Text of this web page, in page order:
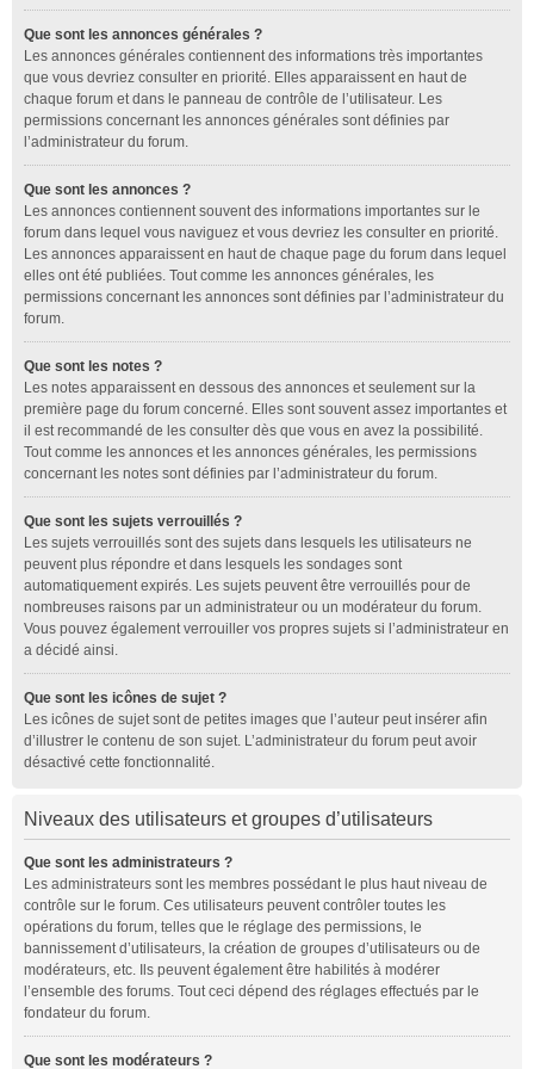
Que sont les annonces générales ?
Les annonces générales contiennent des informations très importantes
que vous devriez consulter en priorité. Elles apparaissent en haut de
chaque forum et dans le panneau de contrôle de l’utilisateur. Les
permissions concernant les annonces générales sont définies par
l’administrateur du forum.
Que sont les annonces ?
Les annonces contiennent souvent des informations importantes sur le
forum dans lequel vous naviguez et vous devriez les consulter en priorité.
Les annonces apparaissent en haut de chaque page du forum dans lequel
elles ont été publiées. Tout comme les annonces générales, les
permissions concernant les annonces sont définies par l’administrateur du
forum.
Que sont les notes ?
Les notes apparaissent en dessous des annonces et seulement sur la
première page du forum concerné. Elles sont souvent assez importantes et
il est recommandé de les consulter dès que vous en avez la possibilité.
Tout comme les annonces et les annonces générales, les permissions
concernant les notes sont définies par l’administrateur du forum.
Que sont les sujets verrouillés ?
Les sujets verrouillés sont des sujets dans lesquels les utilisateurs ne
peuvent plus répondre et dans lesquels les sondages sont
automatiquement expirés. Les sujets peuvent être verrouillés pour de
nombreuses raisons par un administrateur ou un modérateur du forum.
Vous pouvez également verrouiller vos propres sujets si l’administrateur en
a décidé ainsi.
Que sont les icônes de sujet ?
Les icônes de sujet sont de petites images que l’auteur peut insérer afin
d’illustrer le contenu de son sujet. L’administrateur du forum peut avoir
désactivé cette fonctionnalité.
Niveaux des utilisateurs et groupes d’utilisateurs
Que sont les administrateurs ?
Les administrateurs sont les membres possédant le plus haut niveau de
contrôle sur le forum. Ces utilisateurs peuvent contrôler toutes les
opérations du forum, telles que le réglage des permissions, le
bannissement d’utilisateurs, la création de groupes d’utilisateurs ou de
modérateurs, etc. Ils peuvent également être habilités à modérer
l’ensemble des forums. Tout ceci dépend des réglages effectués par le
fondateur du forum.
Que sont les modérateurs ?